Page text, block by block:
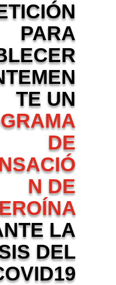
PARA
TE UN
DE
N DE
LA
DEL